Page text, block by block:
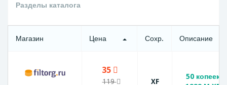
Разделы каталога
Магазин Цена Сохр. Описание
35
119 XF
50 копеек